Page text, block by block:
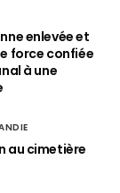
enlevée et
force confiée
à une
au cimetière